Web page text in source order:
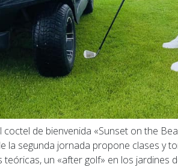
coctel de bienvenida «Sunset on the
la segunda jornada propone clases y
teóricas, un «after golf» en los jardines